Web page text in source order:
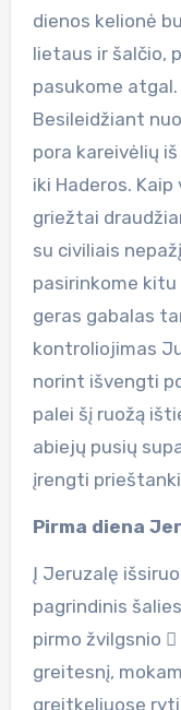
dienos kelionė
lietaus ir šalčio,
pasukome atgal.
Besileidžiant
pora kareivėlių
iki Haderos.
griežtai
su civiliais
pasirinkome kitu
geras gabalas
kontroliojimas
norint išvengti
palei šį ruožą
abiejų pusių
įrengti
Pirma diena
Į Jeruzalę
pagrindinis
pirmo žvilgsnio
greitesnį,
greitkeliuose